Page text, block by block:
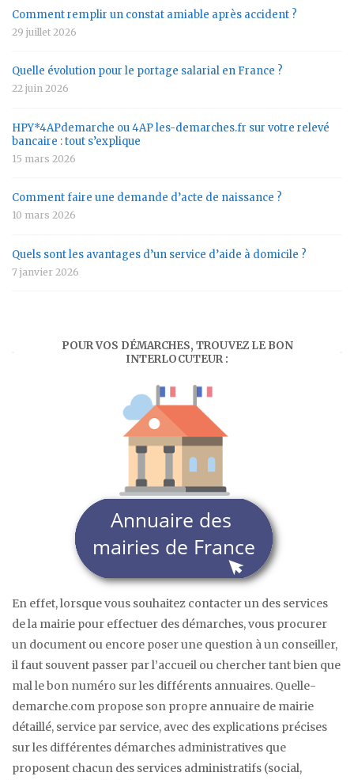
Comment remplir un constat amiable après accident ?
29 juillet 2026
Quelle évolution pour le portage salarial en France ?
22 juin 2026
HPY*4APdemarche ou 4AP les-demarches.fr sur votre relevé
bancaire : tout s’explique
15 mars 2026
Comment faire une demande d’acte de naissance ?
10 mars 2026
Quels sont les avantages d’un service d’aide à domicile ?
7 janvier 2026
POUR VOS DÉMARCHES, TROUVEZ LE BON
INTERLOCUTEUR :
En effet, lorsque vous souhaitez contacter un des services
de la mairie pour effectuer des démarches, vous procurer
un document ou encore poser une question à un conseiller,
il faut souvent passer par l’accueil ou chercher tant bien que
mal le bon numéro sur les différents annuaires. Quelle-
demarche.com propose son propre annuaire de mairie
détaillé, service par service, avec des explications précises
sur les différentes démarches administratives que
proposent chacun des services administratifs (social,